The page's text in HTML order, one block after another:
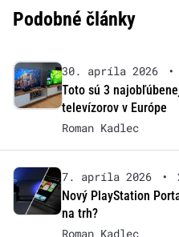
Podobné články
30. apríla 2026 •
Toto sú 3
televízorov v Európe
Roman Kadlec
7. apríla 2026 •
Nový PlayStation
na trh?
Roman Kadlec